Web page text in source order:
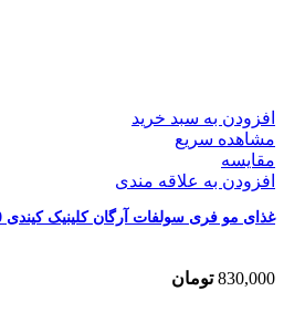
افزودن به سبد خرید
مشاهده سریع
مقایسه
افزودن به علاقه مندی
غذای مو فری سولفات آرگان کلینیک کیندی 400 میل
830,000 تومان